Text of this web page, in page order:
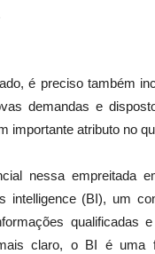
é preciso também
demandas e
importante atributo no
nessa empreitada
intelligence (BI), um
qualificadas
claro, o BI é uma